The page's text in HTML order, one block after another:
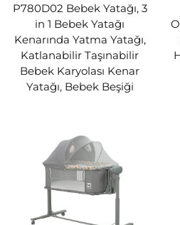
P780D02 Bebek Yatağı, 3
in 1 Bebek Yatağı
Kenarında Yatma Yatağı,
Katlanabilir Taşınabilir
Bebek Karyolası Kenar
Yatağı, Bebek Beşiği